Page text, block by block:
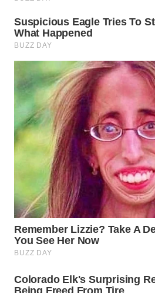
SERIBU
WN
TANGERANG
WN
BINJAI
CIREBON
WN
INDRAMAYU
WN
KUNINGAN
MAJALENGKA